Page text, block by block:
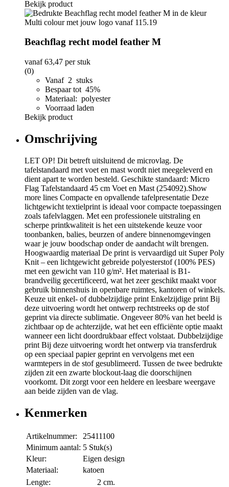
Bekijk product
Beachflag recht model feather M
vanaf63,47 per stuk
(0)
Vanaf 2 stuks
Bespaar tot 45%
Materiaal: polyester
Voorraad laden
Bekijk product
Omschrijving
LET OP! Dit betreft uitsluitend de microvlag. De
tafelstandaard met voet en mast wordt niet meegeleverd en
dient apart te worden besteld. Geschikte standaard: Micro
Flag Tafelstandaard 45 cm Voet en Mast (254092).Show
more lines Compacte en opvallende tafelpresentatie Deze
lichtgewicht textielprint is ideaal voor compacte toepassingen
zoals tafelvlaggen. Met een professionele uitstraling en
scherpe printkwaliteit is het een uitstekende keuze voor
toonbanken, balies, beurzen of andere binnenomgevingen
waar je jouw boodschap onder de aandacht wilt brengen.
Hoogwaardig materiaal De print is vervaardigd uit Super Poly
Knit – een lichtgewicht gebreide polyesterstof (100% PES)
met een gewicht van 110 g/m². Het materiaal is B1-
brandveilig gecertificeerd, wat het zeer geschikt maakt voor
gebruik binnenshuis in openbare ruimtes, kantoren of winkels.
Keuze uit enkel- of dubbelzijdige print Enkelzijdige print Bij
deze uitvoering wordt het ontwerp rechtstreeks op de stof
geprint via directe sublimatie. Ongeveer 80% van het beeld is
zichtbaar op de achterzijde, wat het een efficiënte optie maakt
wanneer een licht doordrukbaar effect volstaat. Dubbelzijdige
print Bij deze uitvoering wordt het ontwerp via transferdruk
op een speciaal papier geprint en vervolgens met een
warmtepers in de stof gesublimeerd. Tussen de twee bedrukte
zijden zit een zwarte blockout-laag die doorschijnen
voorkomt. Dit zorgt voor een heldere en leesbare weergave
aan beide zijden van de vlag.
Kenmerken
Artikelnummer:
25411100
Minimum aantal: 5 Stuk(s)
Kleur:
Eigen design
Materiaal:
katoen
Lengte:
2 cm.